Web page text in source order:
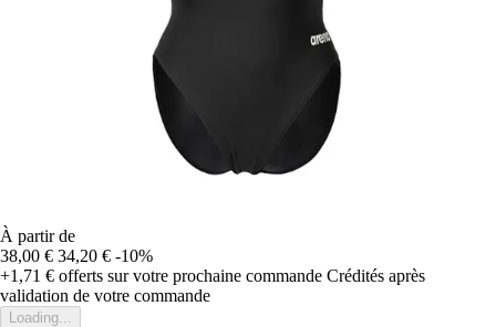
À partir de
38,00 € 34,20 € -10%
+1,71 € offerts sur votre prochaine commande Crédités après
validation de votre commande
Loading...